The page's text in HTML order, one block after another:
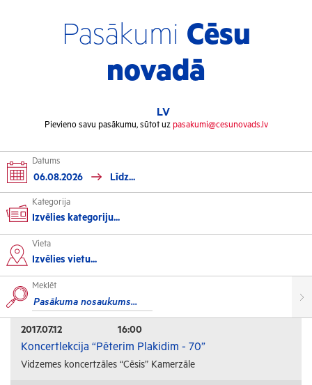
Pasākumi Cēsu
novadā
LV
Pievieno savu pasākumu, sūtot uz pasakumi@cesunovads.lv
Datums
Kategorija
Izvēlies kategoriju...
Kultūra
Izstādes
Koncerti
Izrādes
Festivāli un svētki
Kino
Vieta
Izvēlies vietu...
Meklēt
2017.07.12 16:00
Koncertlekcija “Pēterim Plakidim - 70”
Vidzemes koncertzāles “Cēsis” Kamerzāle